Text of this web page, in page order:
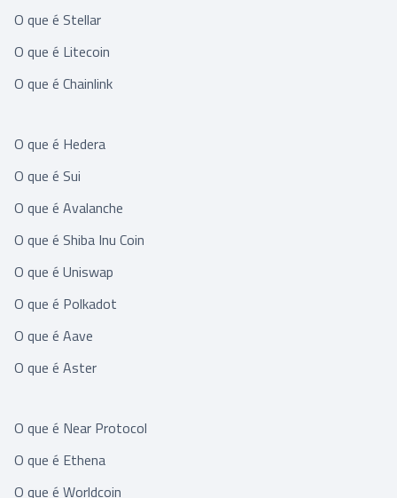
O que é Stellar
O que é Litecoin
O que é Chainlink
O que é Hedera
O que é Sui
O que é Avalanche
O que é Shiba Inu Coin
O que é Uniswap
O que é Polkadot
O que é Aave
O que é Aster
O que é Near Protocol
O que é Ethena
O que é Worldcoin